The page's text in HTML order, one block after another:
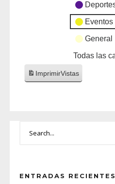
Eventos
General
Todas las
ImprimirVistas
ENTRADAS RECIENTES